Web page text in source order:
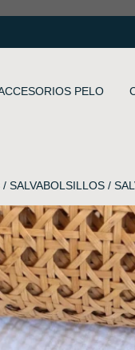
PELO
/ SALVABOLSILLOS/